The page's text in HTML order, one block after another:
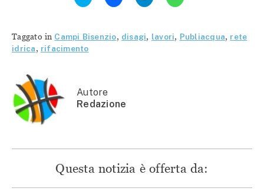
qui
Twitter
(Si
in
per
condividere
(Si
apre
per
condividere
(Si
apre
per
(Si
apre
Taggato in Campi Bisenzio, disagi, lavori, Publiacqua, rete
idrica, rifacimento
Autore
Redazione
Questa notizia è offerta da: